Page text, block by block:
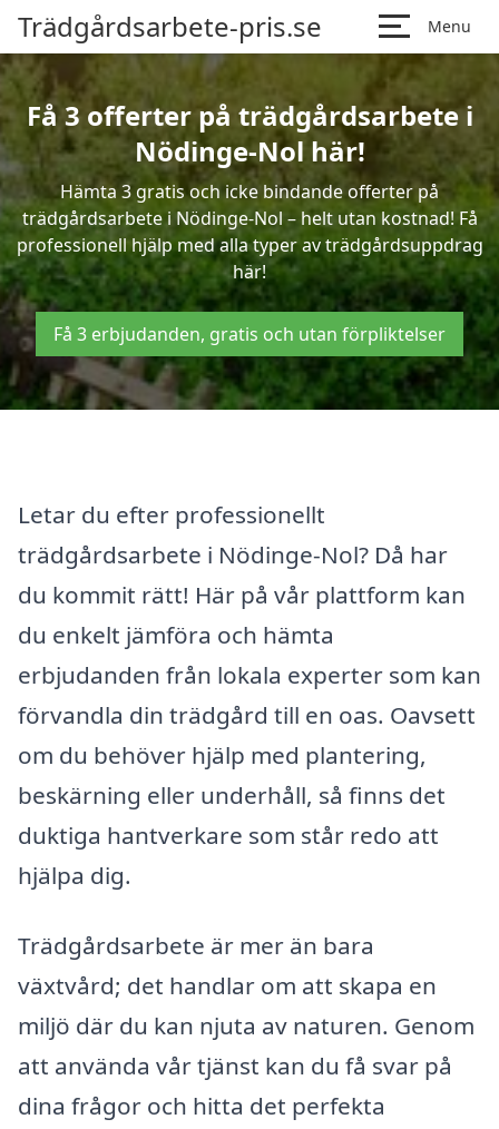
Trädgårdsarbete-pris.se Menu
Få 3 offerter på trädgårdsarbete i
Nödinge-Nol här!
Hämta 3 gratis och icke bindande offerter på
trädgårdsarbete i Nödinge-Nol – helt utan kostnad! Få
professionell hjälp med alla typer av trädgårdsuppdrag
här!
Få 3 erbjudanden, gratis och utan förpliktelser
Letar du efter professionellt
trädgårdsarbete i Nödinge-Nol? Då har
du kommit rätt! Här på vår plattform kan
du enkelt jämföra och hämta
erbjudanden från lokala experter som kan
förvandla din trädgård till en oas. Oavsett
om du behöver hjälp med plantering,
beskärning eller underhåll, så finns det
duktiga hantverkare som står redo att
hjälpa dig.
Trädgårdsarbete är mer än bara
växtvård; det handlar om att skapa en
miljö där du kan njuta av naturen. Genom
att använda vår tjänst kan du få svar på
dina frågor och hitta det perfekta